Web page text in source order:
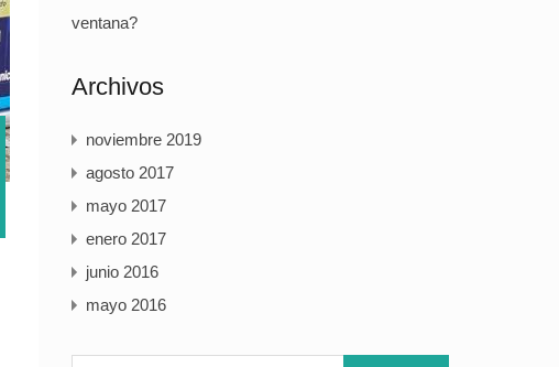
ventana?
Archivos
noviembre 2019
agosto 2017
mayo 2017
enero 2017
junio 2016
mayo 2016